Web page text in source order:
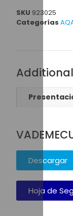
SKU 923025
Categorías
Descargar
Hoja de